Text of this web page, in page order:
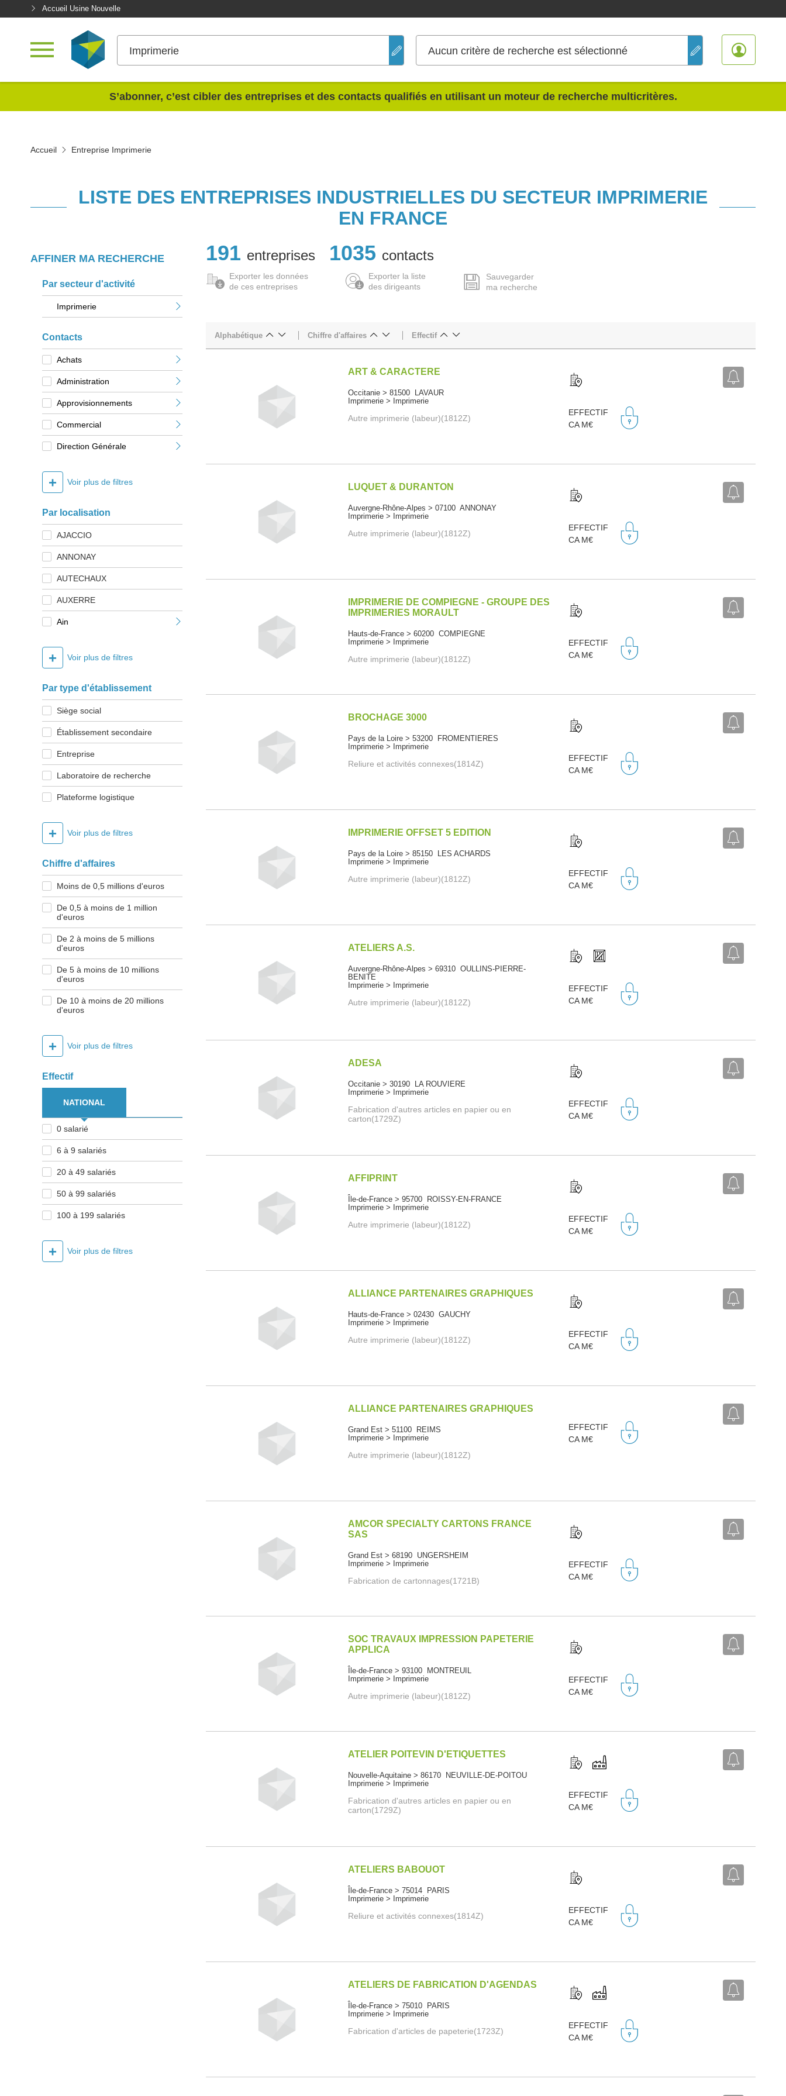
Accueil Usine Nouvelle
Imprimerie Aucun critère de recherche est sélectionné
S’abonner, c’est cibler des entreprises et des contacts qualifiés en utilisant un moteur de recherche multicritères.
Accueil Entreprise Imprimerie
LISTE DES ENTREPRISES INDUSTRIELLES DU SECTEUR IMPRIMERIE
EN FRANCE
AFFINER MA RECHERCHE
Par secteur d'activité
Imprimerie
Contacts
Achats
Administration
Approvisionnements
Commercial
Direction Générale
+ Voir plus de filtres
Par localisation
AJACCIO
ANNONAY
AUTECHAUX
AUXERRE
Ain
+ Voir plus de filtres
Par type d'établissement
Siège social
Établissement secondaire
Entreprise
Laboratoire de recherche
Plateforme logistique
+ Voir plus de filtres
Chiffre d'affaires
Moins de 0,5 millions d'euros
De 0,5 à moins de 1 million
d'euros
De 2 à moins de 5 millions
d'euros
De 5 à moins de 10 millions
d'euros
De 10 à moins de 20 millions
d'euros
+ Voir plus de filtres
Effectif
NATIONAL
0 salarié
6 à 9 salariés
20 à 49 salariés
50 à 99 salariés
100 à 199 salariés
+ Voir plus de filtres
191 entreprises 1035 contacts
Exporter les données
de ces entreprises
Exporter la liste
des dirigeants
Sauvegarder
ma recherche
Alphabétique Chiffre d'affaires Effectif
ART & CARACTERE
Occitanie > 81500 LAVAUR
Imprimerie > Imprimerie
Autre imprimerie (labeur)(1812Z)
EFFECTIF
CA M€
LUQUET & DURANTON
Auvergne-Rhône-Alpes > 07100 ANNONAY
Imprimerie > Imprimerie
Autre imprimerie (labeur)(1812Z)
EFFECTIF
CA M€
IMPRIMERIE DE COMPIEGNE - GROUPE DES
IMPRIMERIES MORAULT
Hauts-de-France > 60200 COMPIEGNE
Imprimerie > Imprimerie
Autre imprimerie (labeur)(1812Z)
EFFECTIF
CA M€
BROCHAGE 3000
Pays de la Loire > 53200 FROMENTIERES
Imprimerie > Imprimerie
Reliure et activités connexes(1814Z)
EFFECTIF
CA M€
IMPRIMERIE OFFSET 5 EDITION
Pays de la Loire > 85150 LES ACHARDS
Imprimerie > Imprimerie
Autre imprimerie (labeur)(1812Z)
EFFECTIF
CA M€
ATELIERS A.S.
Auvergne-Rhône-Alpes > 69310 OULLINS-PIERRE-
BENITE
Imprimerie > Imprimerie
Autre imprimerie (labeur)(1812Z)
EFFECTIF
CA M€
ADESA
Occitanie > 30190 LA ROUVIERE
Imprimerie > Imprimerie
Fabrication d'autres articles en papier ou en
carton(1729Z)
EFFECTIF
CA M€
AFFIPRINT
Île-de-France > 95700 ROISSY-EN-FRANCE
Imprimerie > Imprimerie
Autre imprimerie (labeur)(1812Z)
EFFECTIF
CA M€
ALLIANCE PARTENAIRES GRAPHIQUES
Hauts-de-France > 02430 GAUCHY
Imprimerie > Imprimerie
Autre imprimerie (labeur)(1812Z)
EFFECTIF
CA M€
ALLIANCE PARTENAIRES GRAPHIQUES
Grand Est > 51100 REIMS
Imprimerie > Imprimerie
Autre imprimerie (labeur)(1812Z)
EFFECTIF
CA M€
AMCOR SPECIALTY CARTONS FRANCE
SAS
Grand Est > 68190 UNGERSHEIM
Imprimerie > Imprimerie
Fabrication de cartonnages(1721B)
EFFECTIF
CA M€
SOC TRAVAUX IMPRESSION PAPETERIE
APPLICA
Île-de-France > 93100 MONTREUIL
Imprimerie > Imprimerie
Autre imprimerie (labeur)(1812Z)
EFFECTIF
CA M€
ATELIER POITEVIN D'ETIQUETTES
Nouvelle-Aquitaine > 86170 NEUVILLE-DE-POITOU
Imprimerie > Imprimerie
Fabrication d'autres articles en papier ou en
carton(1729Z)
EFFECTIF
CA M€
ATELIERS BABOUOT
Île-de-France > 75014 PARIS
Imprimerie > Imprimerie
Reliure et activités connexes(1814Z)
EFFECTIF
CA M€
ATELIERS DE FABRICATION D'AGENDAS
Île-de-France > 75010 PARIS
Imprimerie > Imprimerie
Fabrication d'articles de papeterie(1723Z)
EFFECTIF
CA M€